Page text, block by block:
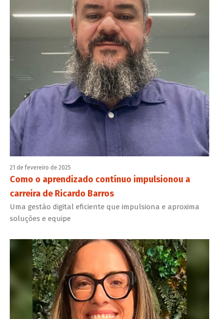
21 de fevereiro de 2025
Como o aprendizado contínuo impulsionou a
carreira de Ricardo Barros
Uma gestão digital eficiente que impulsiona e aproxima
soluções e equipe